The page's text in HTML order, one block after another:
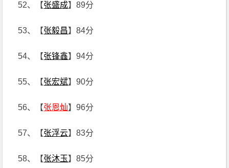
52、【张盛成】89分
53、【张毅昌】84分
54、【张锋鑫】94分
55、【张宏斌】90分
56、【张恩灿】96分
57、【张浮云】83分
58、【张沐玉】85分